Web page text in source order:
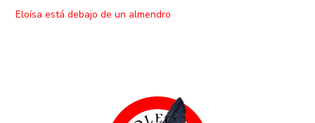
Eloísa está debajo de un almendro